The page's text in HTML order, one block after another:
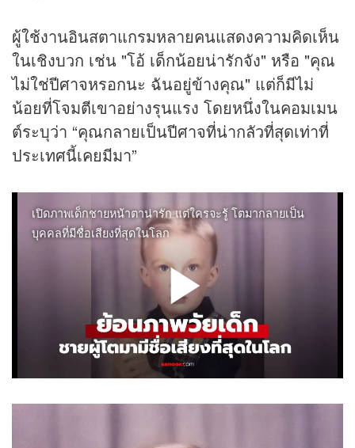
ผู้ใช้งานอินสตาแกรมหลายคนแสดงความคิดเห็น
ในเชิงบวก เช่น "โอ้ เด็กน้อยน่ารักจัง" หรือ "คุณ
ไม่ใช่ปีศาจหรอกนะ ฉันอยู่ข้างคุณ" แต่ก็มีไม่
น้อยที่โจมตีเขาอย่างรุนแรง โดยหนึ่งในคอมเมน
ต์ระบุว่า “คุณกลายเป็นปีศาจที่น่ากลัวที่สุดเท่าที่
ประเทศนี้เคยมีมา”